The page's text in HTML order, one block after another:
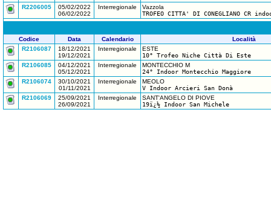
R2206005
05/02/2022
06/02/2022
Interregionale
Vazzola
TROFEO CITTA' DI CONEGLIANO CR
Codice Data Calendario
Località
R2106087
18/12/2021
19/12/2021
Interregionale
ESTE
10° Trofeo Niche Città Di Este
R2106085
04/12/2021
05/12/2021
Interregionale
MONTECCHIO M
24° Indoor Montecchio Maggiore
R2106074
30/10/2021
01/11/2021
Interregionale
MEOLO
V Indoor Arcieri San Donà
R2106069
25/09/2021
26/09/2021
Interregionale
SANT'ANGELO DI PIOVE
19ï¿½ Indoor San Michele